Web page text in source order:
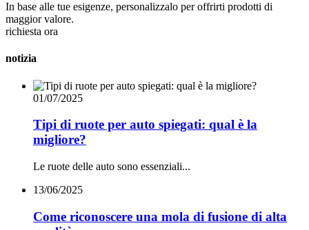
In base alle tue esigenze, personalizzalo per offrirti prodotti di
maggior valore.
richiesta ora
notizia
01/07/2025
Tipi di ruote per auto spiegati: qual è la
migliore?
Le ruote delle auto sono essenziali...
13/06/2025
Come riconoscere una mola di fusione di alta